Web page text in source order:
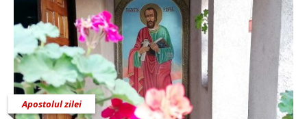
Apostolul zilei